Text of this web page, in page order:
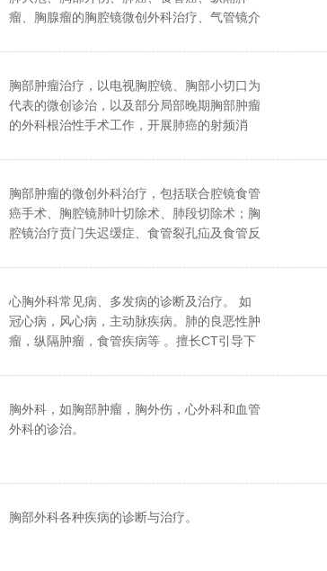
瘤、胸腺瘤的胸腔镜微创外科治疗、气管镜介
胸部肿瘤治疗，以电视胸腔镜、胸部小切口为
代表的微创诊治，以及部分局部晚期胸部肿瘤
的外科根治性手术工作，开展肺癌的射频消
胸部肿瘤的微创外科治疗，包括联合腔镜食管
癌手术、胸腔镜肺叶切除术、肺段切除术；胸
腔镜治疗贲门失迟缓症、食管裂孔疝及食管反
肿等。
心胸外科常见病、多发病的诊断及治疗。 如
冠心病，风心病，主动脉疾病。肺的良恶性肿
瘤，纵隔肿瘤，食管疾病等 。擅长CT引导下
胸、外伤性血气胸、肺裂伤、膈肌损伤的手
胸外科，如胸部肿瘤，胸外伤，心外科和血管
外科的诊治。
胸部外科各种疾病的诊断与治疗。